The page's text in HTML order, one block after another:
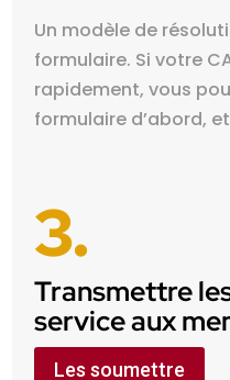
Un modèle de
formulaire. Si votre
rapidement, vous
formulaire d’abord,
3.
Transmettre
service aux
Les soumettre